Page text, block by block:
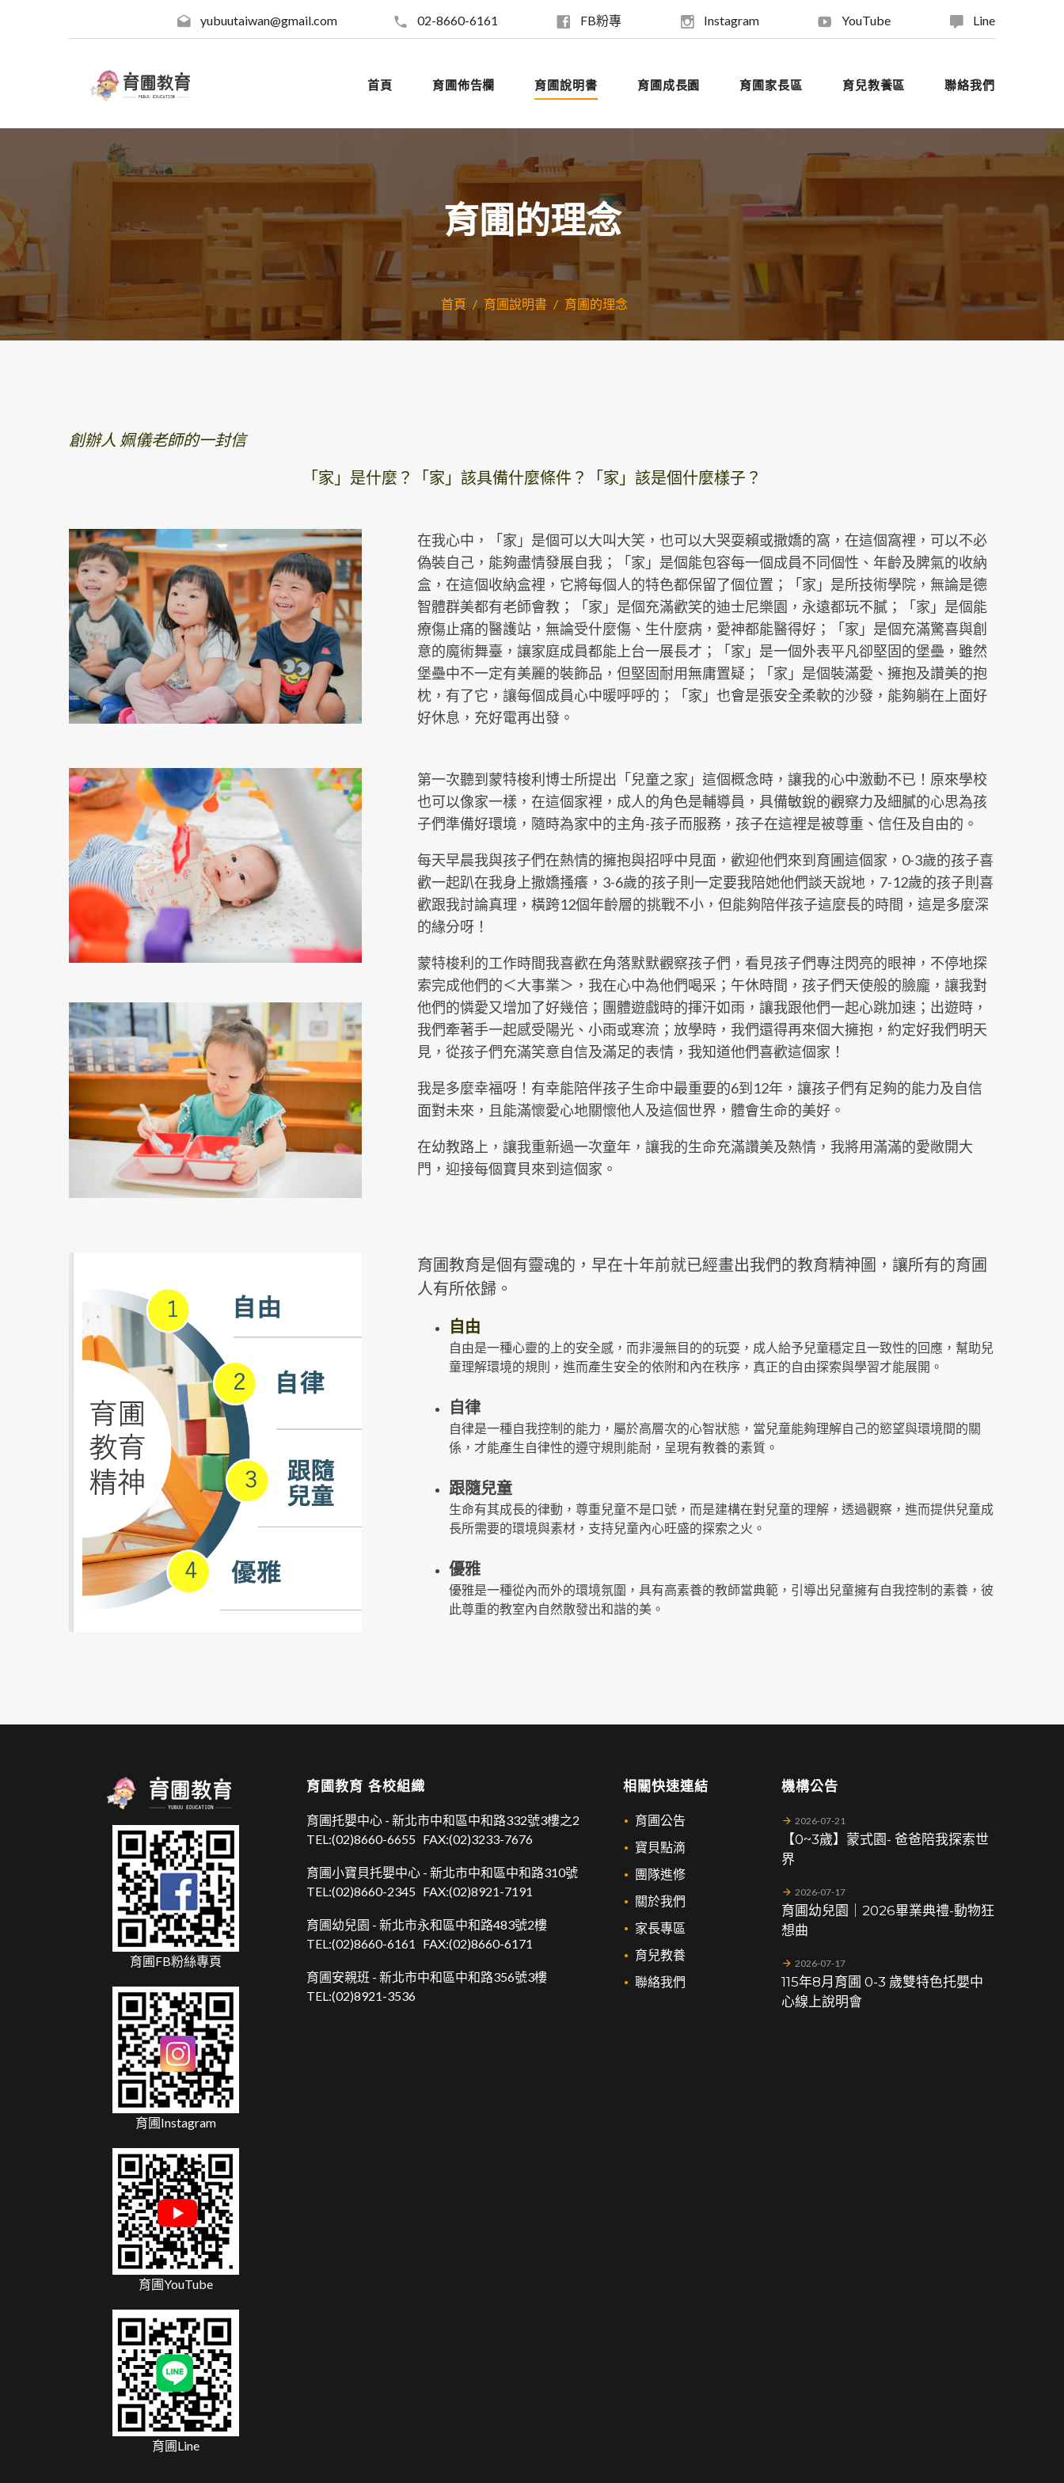
yubuutaiwan@gmail.com 02-8660-6161 FB粉專 Instagram YouTube Line
首頁 育圃佈告欄 育圃說明書 育圃成長園 育圃家長區 育兒教養區 聯絡我們
育圃的理念
首頁 育圃說明書 育圃的理念
創辦人 姵儀老師的一封信
「家」是什麼？「家」該具備什麼條件？「家」該是個什麼樣子？
在我心中，「家」是個可以大叫大笑，也可以大哭耍賴或撒嬌的窩，在這個窩裡，可以不必
偽裝自己，能夠盡情發展自我；「家」是個能包容每一個成員不同個性、年齡及脾氣的收納
盒，在這個收納盒裡，它將每個人的特色都保留了個位置；「家」是所技術學院，無論是德
智體群美都有老師會教；「家」是個充滿歡笑的迪士尼樂園，永遠都玩不膩；「家」是個能
療傷止痛的醫護站，無論受什麼傷、生什麼病，愛神都能醫得好；「家」是個充滿驚喜與創
意的魔術舞臺，讓家庭成員都能上台一展長才；「家」是一個外表平凡卻堅固的堡壘，雖然
堡壘中不一定有美麗的裝飾品，但堅固耐用無庸置疑；「家」是個裝滿愛、擁抱及讚美的抱
枕，有了它，讓每個成員心中暖呼呼的；「家」也會是張安全柔軟的沙發，能夠躺在上面好
好休息，充好電再出發。
第一次聽到蒙特梭利博士所提出「兒童之家」這個概念時，讓我的心中激動不已！原來學校
也可以像家一樣，在這個家裡，成人的角色是輔導員，具備敏銳的觀察力及細膩的心思為孩
子們準備好環境，隨時為家中的主角-孩子而服務，孩子在這裡是被尊重、信任及自由的。
每天早晨我與孩子們在熱情的擁抱與招呼中見面，歡迎他們來到育圃這個家，0-3歲的孩子喜
歡一起趴在我身上撒嬌搔癢，3-6歲的孩子則一定要我陪她他們談天說地，7-12歲的孩子則喜
歡跟我討論真理，橫跨12個年齡層的挑戰不小，但能夠陪伴孩子這麼長的時間，這是多麼深
的緣分呀！
蒙特梭利的工作時間我喜歡在角落默默觀察孩子們，看見孩子們專注閃亮的眼神，不停地探
索完成他們的＜大事業＞，我在心中為他們喝采；午休時間，孩子們天使般的臉龐，讓我對
他們的憐愛又增加了好幾倍；團體遊戲時的揮汗如雨，讓我跟他們一起心跳加速；出遊時，
我們牽著手一起感受陽光、小雨或寒流；放學時，我們還得再來個大擁抱，約定好我們明天
見，從孩子們充滿笑意自信及滿足的表情，我知道他們喜歡這個家！
我是多麼幸福呀！有幸能陪伴孩子生命中最重要的6到12年，讓孩子們有足夠的能力及自信
面對未來，且能滿懷愛心地關懷他人及這個世界，體會生命的美好。
在幼教路上，讓我重新過一次童年，讓我的生命充滿讚美及熱情，我將用滿滿的愛敞開大
門，迎接每個寶貝來到這個家。
育圃教育是個有靈魂的，早在十年前就已經畫出我們的教育精神圖，讓所有的育圃
人有所依歸。
自由
自由是一種心靈的上的安全感，而非漫無目的的玩耍，成人給予兒童穩定且一致性的回應，幫助兒
童理解環境的規則，進而產生安全的依附和內在秩序，真正的自由探索與學習才能展開。
自律
自律是一種自我控制的能力，屬於高層次的心智狀態，當兒童能夠理解自己的慾望與環境間的關
係，才能產生自律性的遵守規則能耐，呈現有教養的素質。
跟隨兒童
生命有其成長的律動，尊重兒童不是口號，而是建構在對兒童的理解，透過觀察，進而提供兒童成
長所需要的環境與素材，支持兒童內心旺盛的探索之火。
優雅
優雅是一種從內而外的環境氛圍，具有高素養的教師當典範，引導出兒童擁有自我控制的素養，彼
此尊重的教室內自然散發出和諧的美。
機構公告
2026-07-21
【0~3歲】蒙式園- 爸爸陪我探索世
界
2026-07-17
育圃幼兒園｜2026畢業典禮-動物狂
想曲
2026-07-17
115年8月育圃 0-3 歲雙特色托嬰中
心線上說明會
相關快速連結
育圃公告
寶貝點滴
團隊進修
關於我們
家長專區
育兒教養
聯絡我們
育圃教育 各校組織
育圃托嬰中心 - 新北市中和區中和路332號3樓之2
TEL:(02)8660-6655 FAX:(02)3233-7676
育圃小寶貝托嬰中心 - 新北市中和區中和路310號
TEL:(02)8660-2345 FAX:(02)8921-7191
育圃幼兒園 - 新北市永和區中和路483號2樓
TEL:(02)8660-6161 FAX:(02)8660-6171
育圃安親班 - 新北市中和區中和路356號3樓
TEL:(02)8921-3536
育圃FB粉絲專頁
育圃Instagram
育圃YouTube
育圃Line